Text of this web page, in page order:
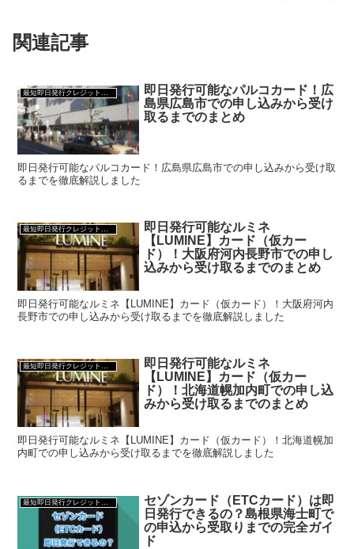
関連記事
最短即日発行クレジットカード
即日発行可能なパルコカード！広
島県広島市での申し込みから受け
取るまでのまとめ
即日発行可能なパルコカード！広島県広島市での申し込みから受け取
るまでを徹底解説しました
最短即日発行クレジットカード
即日発行可能なルミネ
【LUMINE】カード（仮カー
ド）！大阪府河内長野市での申し
込みから受け取るまでのまとめ
即日発行可能なルミネ【LUMINE】カード（仮カード）！大阪府河内
長野市での申し込みから受け取るまでを徹底解説しました
即日発行可能なルミネ
【LUMINE】カード（仮カー
ド）！北海道幌加内町での申し込
みから受け取るまでのまとめ
即日発行可能なルミネ【LUMINE】カード（仮カード）！北海道幌加
内町での申し込みから受け取るまでを徹底解説しました
最短即日発行クレジットカード
セゾンカード（ETCカード）は即
日発行できるの？島根県海士町で
の申込から受取りまでの完全ガイ
ド